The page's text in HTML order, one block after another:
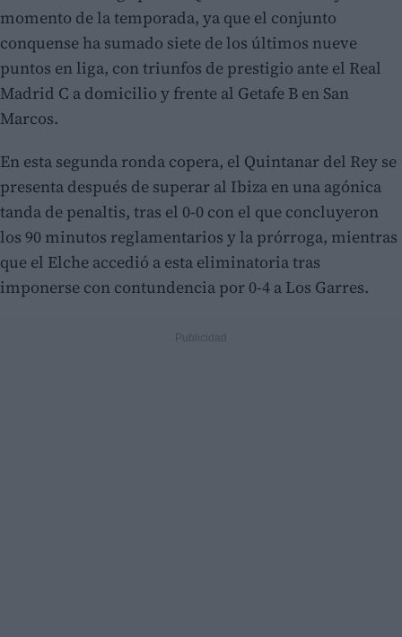
momento de la temporada, ya que el conjunto
conquense ha sumado siete de los últimos nueve
puntos en liga, con triunfos de prestigio ante el Real
Madrid C a domicilio y frente al Getafe B en San
Marcos.
En esta segunda ronda copera, el Quintanar del Rey se
presenta después de superar al Ibiza en una agónica
tanda de penaltis, tras el 0-0 con el que concluyeron
los 90 minutos reglamentarios y la prórroga, mientras
que el Elche accedió a esta eliminatoria tras
imponerse con contundencia por 0-4 a Los Garres.